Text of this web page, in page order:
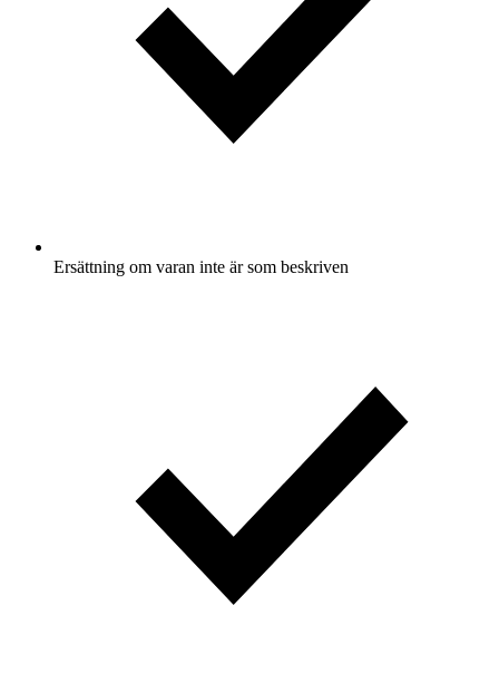
Ersättning om varan inte är som beskriven